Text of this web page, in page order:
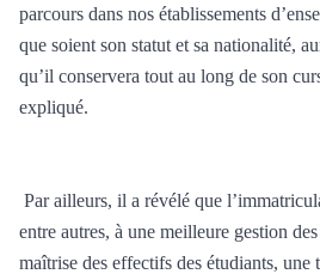
parcours dans nos établissements
que soient son statut et sa nationalité,
qu’il conservera tout au long de son
expliqué.
Par ailleurs, il a révélé que
entre autres, à une meilleure gestion
maîtrise des effectifs des étudiants, une